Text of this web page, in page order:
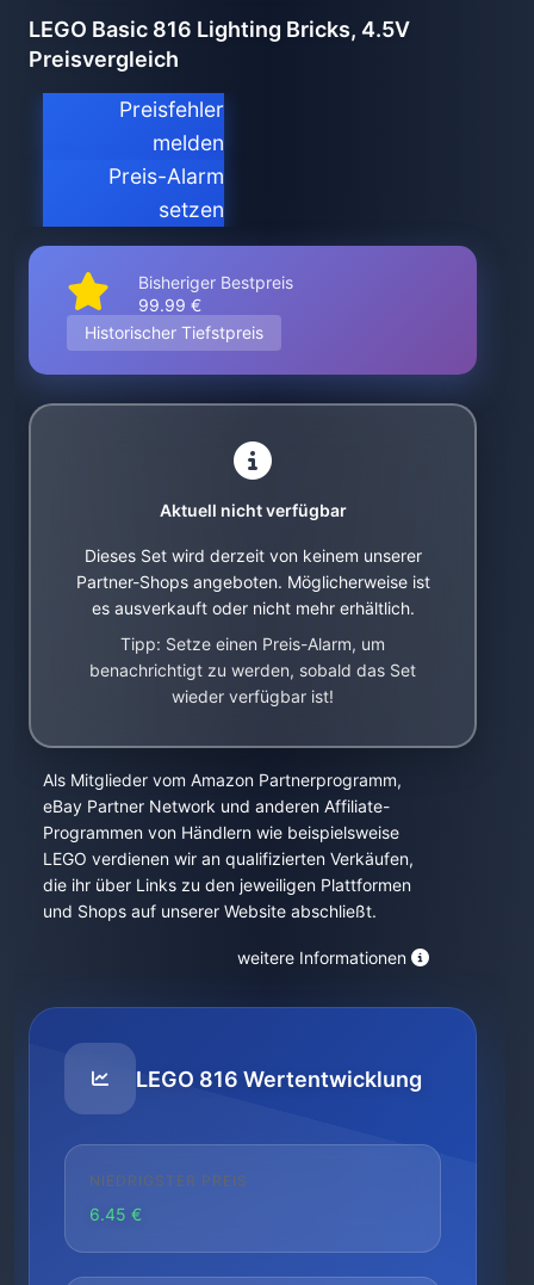
LEGO Basic 816 Lighting Bricks, 4.5V
Preisvergleich
Preisfehler
melden
Preis-Alarm
setzen
Bisheriger Bestpreis
99.99 €
Historischer Tiefstpreis
Aktuell nicht verfügbar
Dieses Set wird derzeit von keinem unserer
Partner-Shops angeboten. Möglicherweise ist
es ausverkauft oder nicht mehr erhältlich.
Tipp: Setze einen Preis-Alarm, um
benachrichtigt zu werden, sobald das Set
wieder verfügbar ist!
Als Mitglieder vom Amazon Partnerprogramm,
eBay Partner Network und anderen Affiliate-
Programmen von Händlern wie beispielsweise
LEGO verdienen wir an qualifizierten Verkäufen,
die ihr über Links zu den jeweiligen Plattformen
und Shops auf unserer Website abschließt.
weitere Informationen
LEGO 816 Wertentwicklung
NIEDRIGSTER PREIS
6.45 €